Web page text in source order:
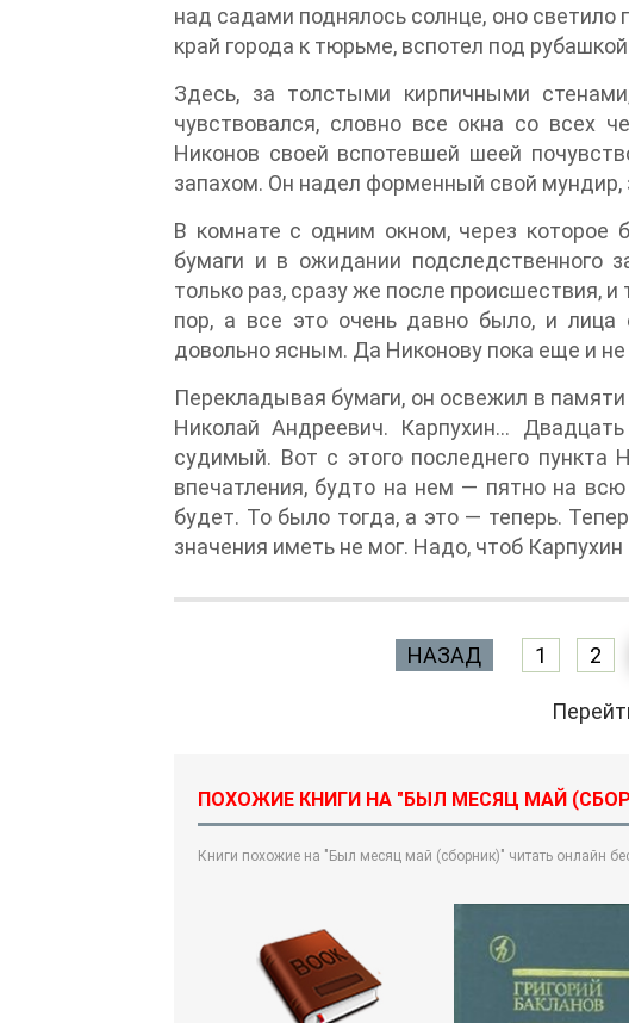
над садами поднялось солнце, оно светило
край города к тюрьме, вспотел под
Здесь, за толстыми кирпичными
чувствовался, словно все окна со всех
Никонов своей вспотевшей шеей
запахом. Он надел форменный свой мундир,
В комнате с одним окном, через которое
бумаги и в ожидании подследственного
только раз, сразу же после происшествия,
пор, а все это очень давно было, и
довольно ясным. Да Никонову пока еще и
Перекладывая бумаги, он освежил в
Николай Андреевич. Карпухин…
судимый. Вот с этого последнего пункта
впечатления, будто на нем — пятно на
будет. То было тогда, а это — теперь.
значения иметь не мог. Надо, чтоб
НАЗАД 1 2
ПОХОЖИЕ КНИГИ НА "БЫЛ МЕСЯЦ МАЙ
Книги похожие на "Был месяц май (сборник)" читать онлайн